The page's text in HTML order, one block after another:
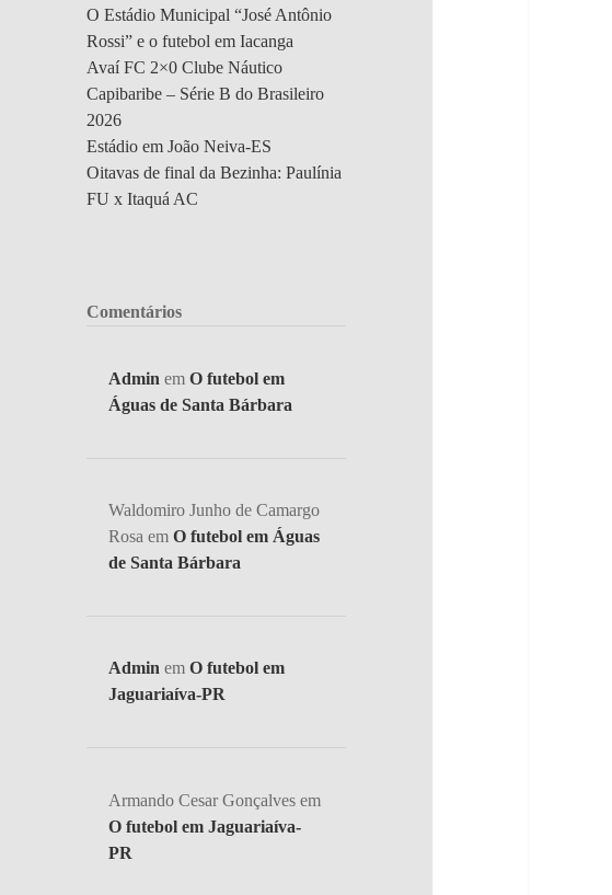
O Estádio Municipal “José Antônio
Rossi” e o futebol em Iacanga
Avaí FC 2×0 Clube Náutico
Capibaribe – Série B do Brasileiro
2026
Estádio em João Neiva-ES
Oitavas de final da Bezinha: Paulínia
FU x Itaquá AC
Comentários
Admin emO futebol em
Águas de Santa Bárbara
Waldomiro Junho de Camargo
Rosa emO futebol em Águas
de Santa Bárbara
Admin emO futebol em
Jaguariaíva-PR
Armando Cesar Gonçalves em
O futebol em Jaguariaíva-
PR